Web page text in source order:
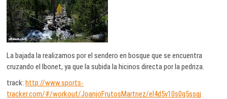
La bajada la realizamos por el sendero en bosque que se encuentra
cruzando el Ibonet, ya que la subida la hicinos directa por la pedriza.
track:http://www.sports-
tracker.com/#/workout/JoanjoFrutosMartnez/el4d5v10s0g5ssqj